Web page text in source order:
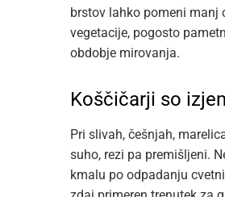
brstov lahko pomeni manj
vegetacije, pogosto
obdobje mirovanja.
Koščičarji so
Pri slivah, češnjah,
suho, rezi pa premišljeni.
kmalu po odpadanju